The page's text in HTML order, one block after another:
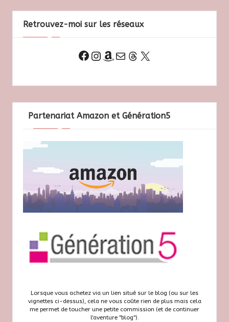
Retrouvez-moi sur les réseaux
Facebook
Instagram
Amazon
E-mailThreads
X
Partenariat Amazon et Génération5
Lorsque vous achetez via un lien situé sur le blog (ou sur les
vignettes ci-dessus), cela ne vous coûte rien de plus mais cela
me permet de toucher une petite commission (et de continuer
l'aventure "blog").